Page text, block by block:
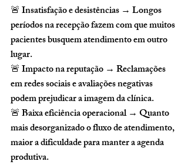
🚨 Insatisfação e desistências → Longos
períodos na recepção fazem com que muitos
pacientes busquem atendimento em outro
lugar.
🚨 Impacto na reputação → Reclamações
em redes sociais e avaliações negativas
podem prejudicar a imagem da clínica.
🚨 Baixa eficiência operacional → Quanto
mais desorganizado o fluxo de atendimento,
maior a dificuldade para manter a agenda
produtiva.